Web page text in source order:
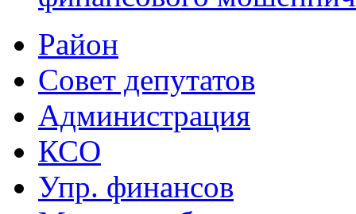
Район
Совет депутатов
Администрация
КСО
Упр. финансов